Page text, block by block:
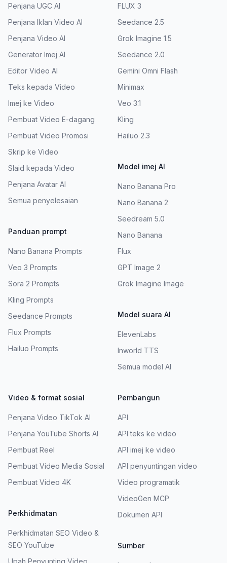
Penjana UGC AI
Penjana Iklan Video AI
Penjana Video AI
Generator Imej AI
Editor Video AI
Teks kepada Video
Imej ke Video
Pembuat Video E-dagang
Pembuat Video Promosi
Skrip ke Video
Slaid kepada Video
Penjana Avatar AI
Semua penyelesaian
Panduan prompt
Nano Banana Prompts
Veo 3 Prompts
Sora 2 Prompts
Kling Prompts
Seedance Prompts
Flux Prompts
Hailuo Prompts
FLUX 3
Seedance 2.5
Grok Imagine 1.5
Seedance 2.0
Gemini Omni Flash
Minimax
Veo 3.1
Kling
Hailuo 2.3
Model imej AI
Nano Banana Pro
Nano Banana 2
Seedream 5.0
Nano Banana
Flux
GPT Image 2
Grok Imagine Image
Model suara AI
ElevenLabs
Inworld TTS
Semua model AI
Video & format sosial
Penjana Video TikTok AI
Penjana YouTube Shorts AI
Pembuat Reel
Pembuat Video Media Sosial
Pembuat Video 4K
Perkhidmatan
Perkhidmatan SEO Video &
SEO YouTube
Pembangun
API
API teks ke video
API imej ke video
API penyuntingan video
Video programatik
VideoGen MCP
Dokumen API
Sumber